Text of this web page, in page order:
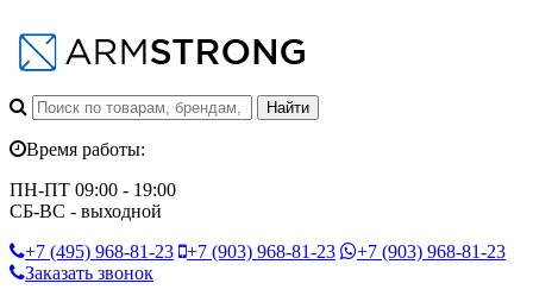
Время работы:
ПН-ПТ 09:00 - 19:00
СБ-ВС - выходной
+7 (495) 968-81-23 +7 (903) 968-81-23 +7 (903) 968-81-23
Заказать звонок